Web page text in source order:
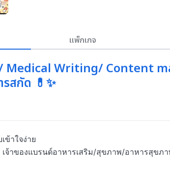
แพ็กเกจ
Medical Writing/ Content
สกัด 💊✨
ข้าใจง่าย
เจ้าของแบรนด์อาหารเสริม/สุขภาพ/อาหารสุขภ